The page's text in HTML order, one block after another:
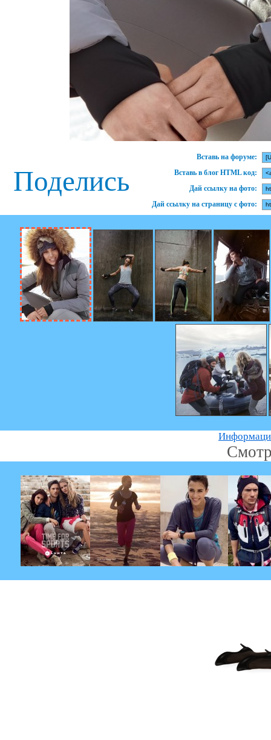
Поделись
Вставь на форуме:
Вставь в блог HTML код:
Дай ссылку на фото:
Дай ссылку на страницу с фото: